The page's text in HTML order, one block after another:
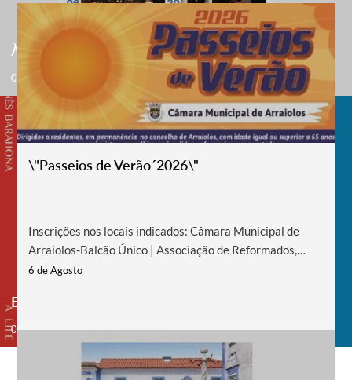
Às 5ª Feiras no Castelo
06 - 27 Aug '26
Exposição – Inês – A Life as Art | Inês Barahona
04 Jun - 27 Sep '26
\"Passeios de Verão´2026\"
Inscrições nos locais indicados: Câmara Municipal de
Arraiolos-Balcão Único | Associação de Reformados,
Pensionistas e Idosos e/ou Juntas de Freguesia | Aldeia
6 de Agosto